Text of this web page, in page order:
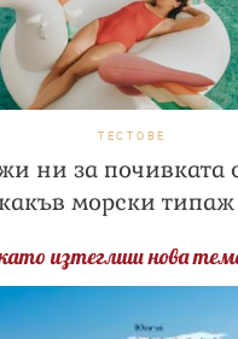
ТЕСТОВЕ
ни за почивката
какъв морски
изтеглиш нова